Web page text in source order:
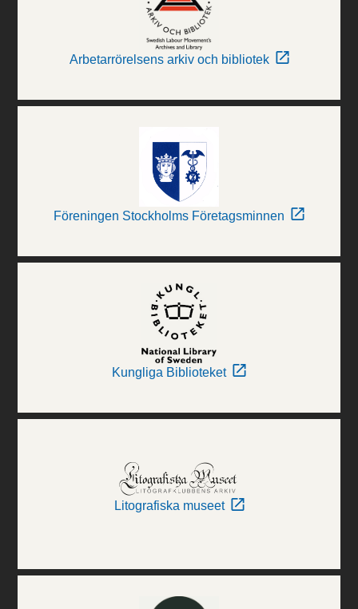
Arbetarrörelsens arkiv och bibliotek
Föreningen Stockholms Företagsminnen
Kungliga Biblioteket
Litografiska museet